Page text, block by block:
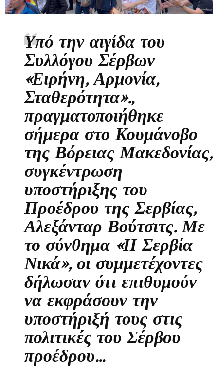
Υπό την αιγίδα του
Συλλόγου Σέρβων
«Ειρήνη, Αρμονία,
Σταθερότητα».,
πραγματοποιήθηκε
σήμερα στο Κουμάνοβο
της Βόρειας Μακεδονίας,
συγκέντρωση
υποστήριξης του
Προέδρου της Σερβίας,
Αλεξάνταρ Βούτσιτς. Με
το σύνθημα «Η Σερβία
Νικά», οι συμμετέχοντες
δήλωσαν ότι επιθυμούν
να εκφράσουν την
υποστήριξή τους στις
πολιτικές του Σέρβου
προέδρου...